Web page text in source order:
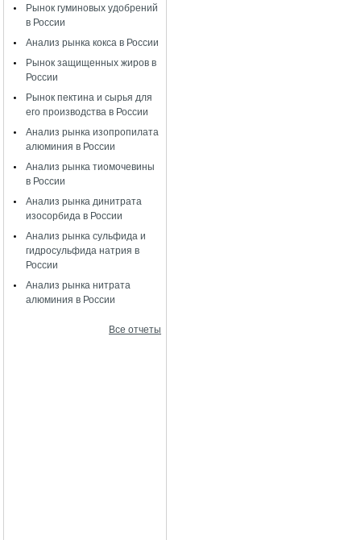
Рынок гуминовых удобрений
в России
Анализ рынка кокса в России
Рынок защищенных жиров в
России
Рынок пектина и сырья для
его производства в России
Анализ рынка изопропилата
алюминия в России
Анализ рынка тиомочевины
в России
Анализ рынка динитрата
изосорбида в России
Анализ рынка сульфида и
гидросульфида натрия в
России
Анализ рынка нитрата
алюминия в России
Все отчеты